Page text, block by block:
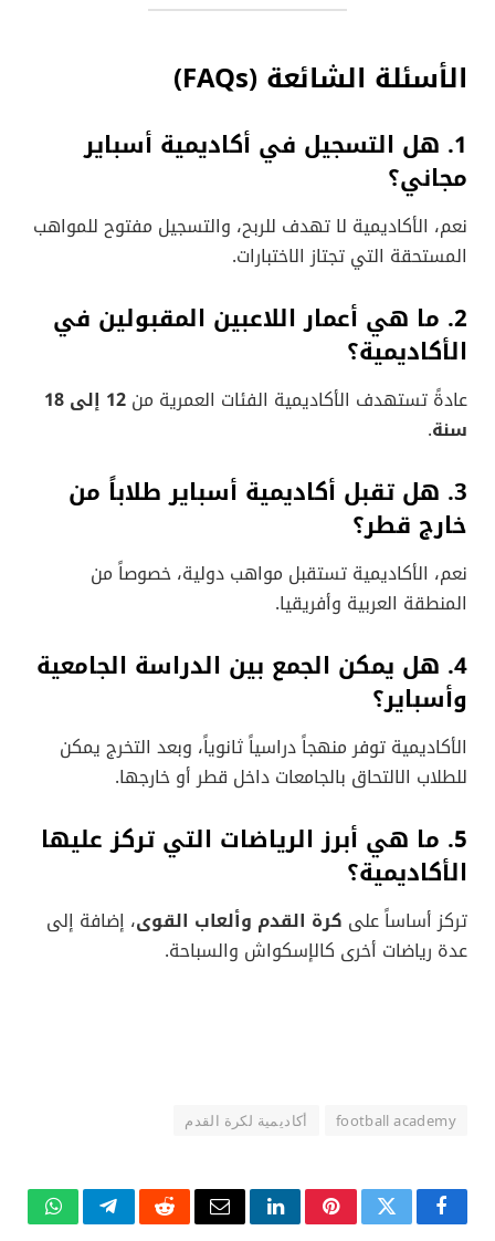
الأسئلة الشائعة (FAQs)
1. هل التسجيل في أكاديمية أسباير
مجاني؟
نعم، الأكاديمية لا تهدف للربح، والتسجيل مفتوح للمواهب
المستحقة التي تجتاز الاختبارات.
2. ما هي أعمار اللاعبين المقبولين في
الأكاديمية؟
عادةً تستهدف الأكاديمية الفئات العمرية من
12 إلى 18
سنة.
3. هل تقبل أكاديمية أسباير طلاباً من
خارج قطر؟
نعم، الأكاديمية تستقبل مواهب دولية، خصوصاً من
المنطقة العربية وأفريقيا.
4. هل يمكن الجمع بين الدراسة الجامعية
وأسباير؟
الأكاديمية توفر منهجاً دراسياً ثانوياً، وبعد التخرج يمكن
للطلاب الالتحاق بالجامعات داخل قطر أو خارجها.
5. ما هي أبرز الرياضات التي تركز عليها
الأكاديمية؟
تركز أساساً على كرة القدم وألعاب القوى، إضافة إلى
عدة رياضات أخرى كالإسكواش والسباحة.
football academy أكاديمية لكرة القدم
فيسبوكتويتر بينتيريستلينكدإنالبريد
رديت تيلقرام